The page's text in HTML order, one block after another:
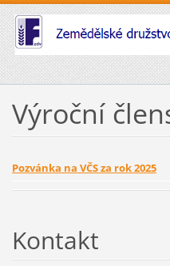
Výroční
Pozvánka na VČS za rok 2025
Kontakt